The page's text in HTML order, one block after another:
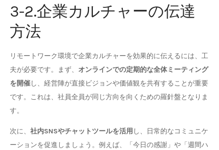
3-2.企業カルチャーの伝達
方法
リモートワーク環境で企業カルチャーを効果的に伝えるには、工
夫が必要です。まず、 オンラインでの定期的な全体ミーティング
を開催し、経営陣が直接ビジョンや価値観を共有することが重要
です。これは、社員全員が同じ方向を向くための羅針盤となりま
す。
次に、 社内SNSやチャットツールを活用 し、日常的なコミュニケ
ーションを促進しましょう。例えば、「今日の感謝」や「週間ハ